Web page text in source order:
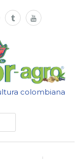
colombiana